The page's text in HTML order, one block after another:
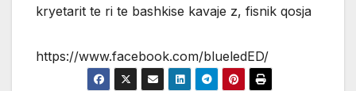
kryetarit te ri te bashkise kavaje z, fisnik qosja
https://www.facebook.com/blueledED/